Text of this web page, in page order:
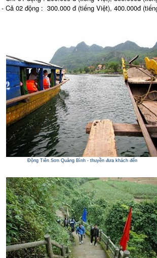
- Cả 02 động : 300.000 đ (tiếng Việt), 400.000đ
Động Tiên Sơn Quảng Bình - thuyền đưa khách đến